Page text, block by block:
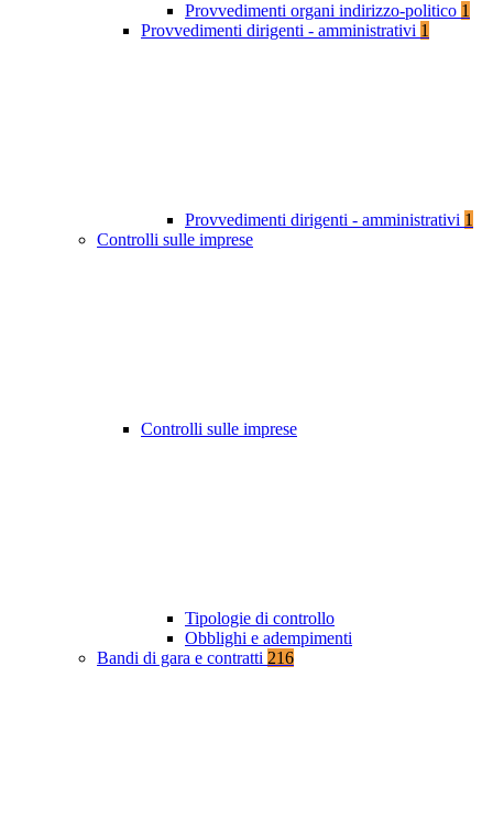
Provvedimenti organi indirizzo-politico 1
Provvedimenti dirigenti - amministrativi 1
Provvedimenti dirigenti - amministrativi 1
Controlli sulle imprese
Controlli sulle imprese
Tipologie di controllo
Obblighi e adempimenti
Bandi di gara e contratti 216